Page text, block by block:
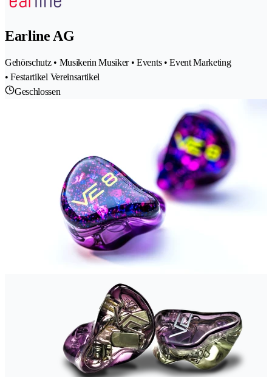
Earline AG
Gehörschutz • Musikerin Musiker • Events • Event Marketing
• Festartikel Vereinsartikel
Geschlossen